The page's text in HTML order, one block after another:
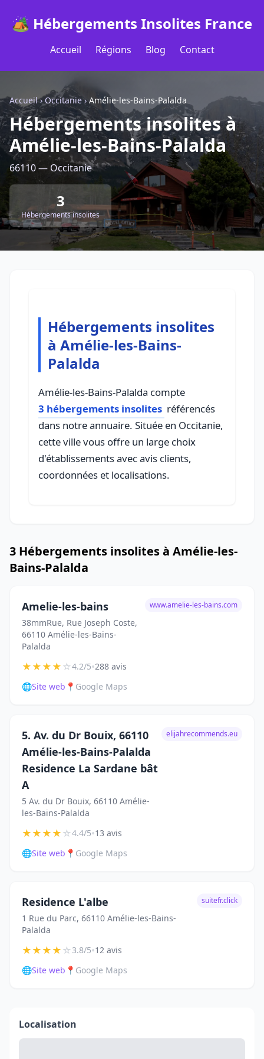
🏕️ Hébergements Insolites France
Accueil Régions Blog Contact
Accueil›Occitanie› Amélie-les-Bains-Palalda
Hébergements insolites à
Amélie-les-Bains-Palalda
66110 — Occitanie
3
Hébergements insolites
Hébergements insolites
à Amélie-les-Bains-
Palalda
Amélie-les-Bains-Palalda compte
3 hébergements insolites référencés
dans notre annuaire. Située en Occitanie,
cette ville vous offre un large choix
d'établissements avec avis clients,
coordonnées et localisations.
3 Hébergements insolites à Amélie-les-
Bains-Palalda
Amelie-les-bains
38mmRue, Rue Joseph Coste,
66110 Amélie-les-Bains-
Palalda
www.amelie-les-bains.com
★★★★☆4.2/5•288 avis
🌐Site web 📍 Google Maps
5. Av. du Dr Bouix, 66110
Amélie-les-Bains-Palalda
Residence La Sardane bât
A
5 Av. du Dr Bouix, 66110 Amélie-
les-Bains-Palalda
elijahrecommends.eu
★★★★☆4.4/5•13 avis
🌐Site web 📍 Google Maps
Residence L'albe
1 Rue du Parc, 66110 Amélie-les-Bains-
Palalda
suitefr.click
★★★★☆3.8/5•12 avis
🌐Site web 📍 Google Maps
Localisation